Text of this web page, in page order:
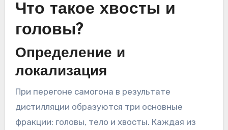
Что такое хвосты и
головы?
Определение и
локализация
При перегоне самогона в результате
дистилляции образуются три основные
фракции: головы, тело и хвосты. Каждая из